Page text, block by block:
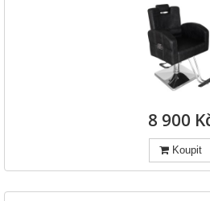
8 900
Koupit